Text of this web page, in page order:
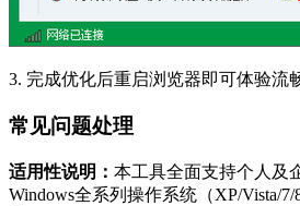
3. 完成优化后重启浏览器即可体验流
常见问题处理
适用性说明： 本工具全面支持个人及
Windows全系列操作系统（XP/Vista/